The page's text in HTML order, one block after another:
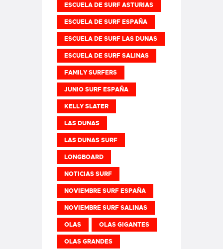
ESCUELA DE SURF ASTURIAS
ESCUELA DE SURF ESPAÑA
ESCUELA DE SURF LAS DUNAS
ESCUELA DE SURF SALINAS
FAMILY SURFERS
JUNIO SURF ESPAÑA
KELLY SLATER
LAS DUNAS
LAS DUNAS SURF
LONGBOARD
NOTICIAS SURF
NOVIEMBRE SURF ESPAÑA
NOVIEMBRE SURF SALINAS
OLAS OLAS GIGANTES
OLAS GRANDES